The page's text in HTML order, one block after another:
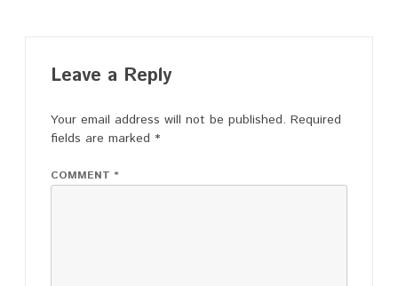
Leave a Reply
Your email address will not be published. Required
fields are marked *
COMMENT *